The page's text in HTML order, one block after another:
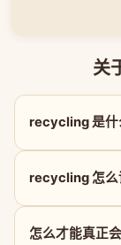
关
recycling 是什
recycling 怎么
怎么才能真正